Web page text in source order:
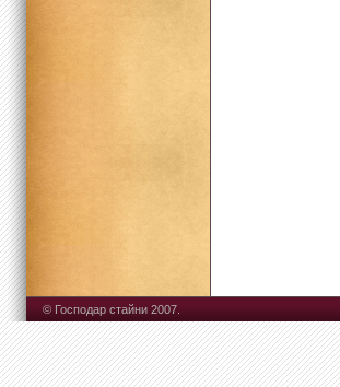
© Господар стайни 2007.